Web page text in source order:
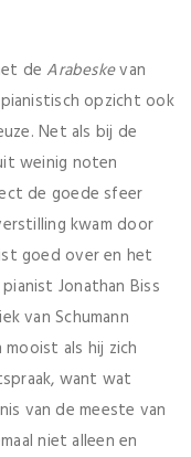
deArabeskevan
pianistisch opzicht ook
Net als bij de
weinig noten
de goede sfeer
kwam door
goed over en het
Jonathan Biss
van Schumann
als hij zich
want wat
van de meeste van
niet alleen en